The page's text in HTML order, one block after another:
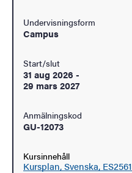
Undervisningsform
Campus
Start/slut
31 aug 2026 -
29 mars 2027
Anmälningskod
GU-12073
Kursinnehåll
Kursplan, Svenska,